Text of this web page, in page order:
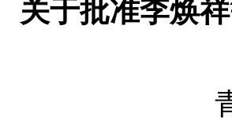
关于批准李焕